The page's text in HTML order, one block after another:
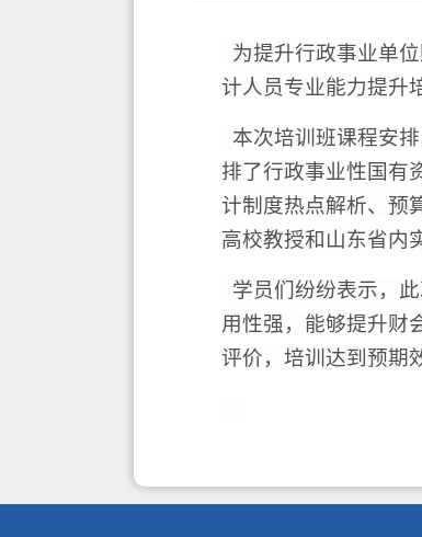
为提升行政事业单
计人员专业能力提升
本次培训班课程安
排了行政事业性国有
计制度热点解析、预
高校教授和山东省内
学员们纷纷表示，
用性强，能够提升财
评价，培训达到预期